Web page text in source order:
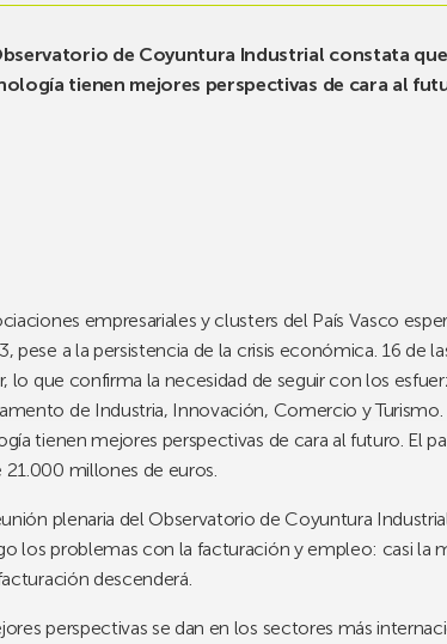
de Coyuntura Industrial constata
tienen mejores perspectivas de cara al
empresariales y clusters del País Vasco
pese a la persistencia de la crisis económica. 16 de
lo que confirma la necesidad de seguir con los
de Industria, Innovación, Comercio y
tienen mejores perspectivas de cara al futuro. El
21.000 millones de euros.
plenaria del Observatorio de Coyuntura
los problemas con la facturación y empleo: casi la
descenderá.
perspectivas se dan en los sectores más